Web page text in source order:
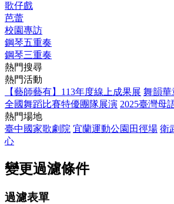
歌仔戲
芭蕾
校園專訪
鋼琴五重奏
鋼琴三重奏
熱門搜尋
熱門活動
【藝師藝有】113年度線上成果展 舞韻華
全國舞蹈比賽特優團隊展演 2025臺灣母
熱門場地
臺中國家歌劇院 宜蘭運動公園田徑場 衛
心
變更過濾條件
過濾表單